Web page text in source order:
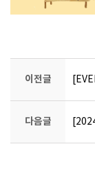
이전글
다음글